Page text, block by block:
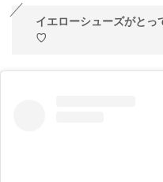
イエローシューズがとっ
♡